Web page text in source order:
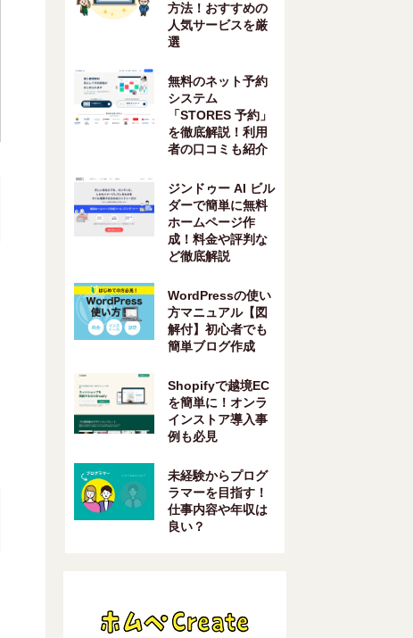
方法！おすすめの
人気サービスを厳
選
無料のネット予約
システム
「STORES 予約」
を徹底解説！利用
者の口コミも紹介
ジンドゥー AI ビル
ダーで簡単に無料
ホームページ作
成！料金や評判な
ど徹底解説
WordPressの使い
方マニュアル【図
解付】初心者でも
簡単ブログ作成
Shopifyで越境EC
を簡単に！オンラ
インストア導入事
例も必見
未経験からプログ
ラマーを目指す！
仕事内容や年収は
良い？